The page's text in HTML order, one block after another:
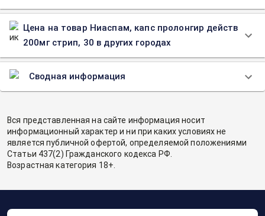
Цена на товар Ниаспам, капс пролонгир действ
200мг стрип, 30 в других городах
Сводная информация
Вся представленная на сайте информация носит
информационный характер и ни при каких условиях не
является публичной офертой, определяемой положениями
Статьи 437(2) Гражданского кодекса РФ.
Возрастная категория 18+.